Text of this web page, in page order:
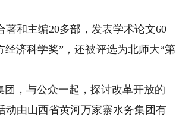
和主编20多部，发表学术论文60
济科学奖”，还被评选为北师大“第
，与公众一起，探讨改革开放的
动由山西省黄河万家寨水务集团有